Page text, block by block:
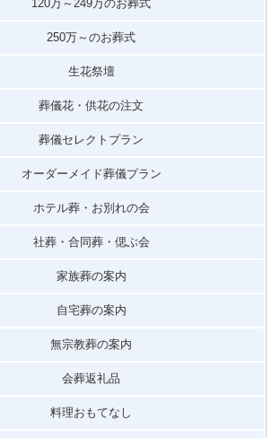
120万～249万のお葬式
250万～のお葬式
生花祭壇
葬儀花・供花の注文
葬儀セレクトプラン
オーダーメイド葬儀プラン
ホテル葬・お別れの会
社葬・合同葬・偲ぶ会
家族葬の案内
自宅葬の案内
無宗教葬の案内
会葬返礼品
料理おもてなし